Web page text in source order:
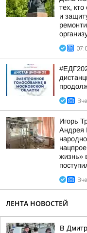
тех,
и
Игорь
Андрея
жизнь»
ЛЕНТА НОВОСТЕЙ
В